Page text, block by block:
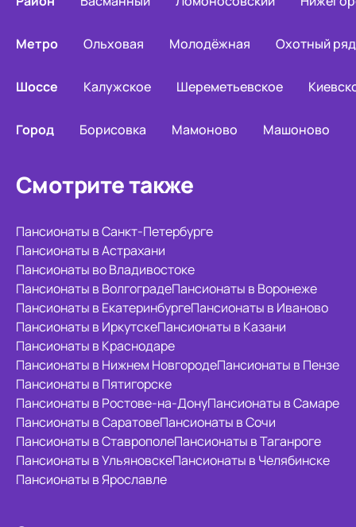
Метро Ольховая Молодёжная Охотный ряд
Шоссе Калужское Шереметьевское
Город Борисовка Мамоново Машоново
Смотрите также
Пансионаты в Санкт-Петербурге
Пансионаты в Астрахани
Пансионаты во Владивостоке
Пансионаты в ВолгоградеПансионаты в Воронеже
Пансионаты в ЕкатеринбургеПансионаты в Иваново
Пансионаты в ИркутскеПансионаты в Казани
Пансионаты в Краснодаре
Пансионаты в Нижнем НовгородеПансионаты в Пензе
Пансионаты в Пятигорске
Пансионаты в Ростове-на-ДонуПансионаты в Самаре
Пансионаты в СаратовеПансионаты в Сочи
Пансионаты в СтаврополеПансионаты в Таганроге
Пансионаты в УльяновскеПансионаты в Челябинске
Пансионаты в Ярославле